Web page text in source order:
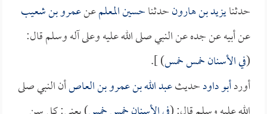
حدثنايزيد بن هارونحدثناحسين المعلمعنعمرو بن شعيب
عن أبيه عن جده عن النبي صلى الله عليه وعلى آله وسلم قال:
(في الأسنان خمس خمس) ].
أوردأبو داودحديثعبد الله بن عمرو بن العاصأن النبي صلى